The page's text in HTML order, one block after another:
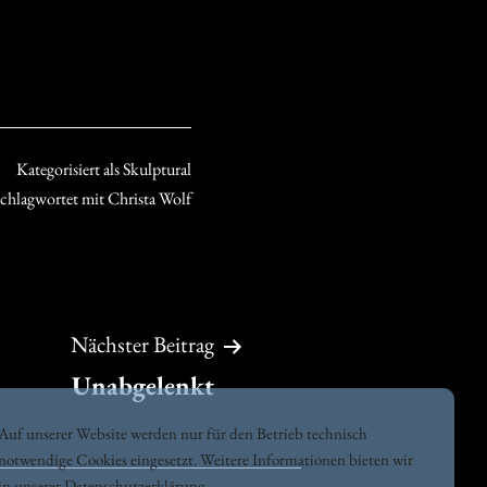
Kategorisiert alsSkulptural
mitChrista Wolf
Nächster Beitrag
Unabgelenkt
unserer Website werden nur für den Betrieb technisch
notwendige Cookies eingesetzt. Weitere Informationen bieten wir